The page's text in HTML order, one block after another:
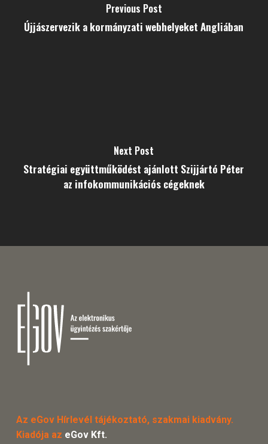
Previous Post
Újjászervezik a kormányzati webhelyeket Angliában
Next Post
Stratégiai együttműködést ajánlott Szijjártó Péter
az infokommunikációs cégeknek
Az eGov Hírlevél tájékoztató, szakmai kiadvány.
Kiadója az eGov Kft.